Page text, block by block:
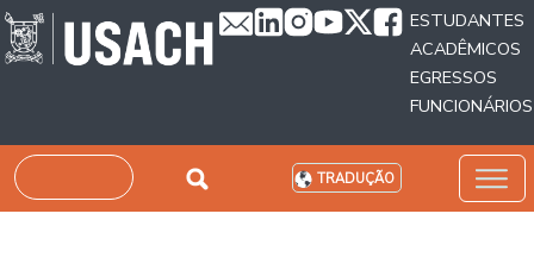
Passar para o conteúdo principal
ESTUDANTES
ACADÊMICOS
EGRESSOS
FUNCIONÁRIOS
Pesquisar TRADUÇÃO